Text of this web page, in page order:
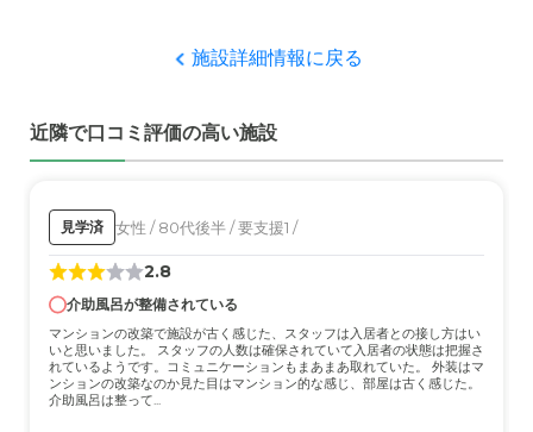
なってからは面会も中々できないし部屋にも入れない。
コロナで家族が部屋にも入れないので、洗濯や掃除が本人
には不満なようなのでもう少し気にかけてほしい。
外観・内装・居室・設備について
介護施設も人員が足りていないので、掃除や洗濯もあまり
満足していないし、本人も年なので果物の皮むき位はして
ほしいです。
介護医療サービスについて
入居者がコロナにかかっていないのに介護施設の社員がか
施設詳細情報に戻る
近隣で口コミ評価の高い施設
見学済 女性 / 80代後半 / 要支援1 /
2.8
介助風呂が整備されている
マンションの改築で施設が古く感じた、スタッフは入居者との接し方はい
いと思いました。 スタッフの人数は確保されていて入居者の状態は把握さ
れているようです。コミュニケーションもまあまあ取れていた。 外装はマ
ンションの改築なのか見た目はマンション的な感じ、部屋は古く感じた。
介助風呂は整って...